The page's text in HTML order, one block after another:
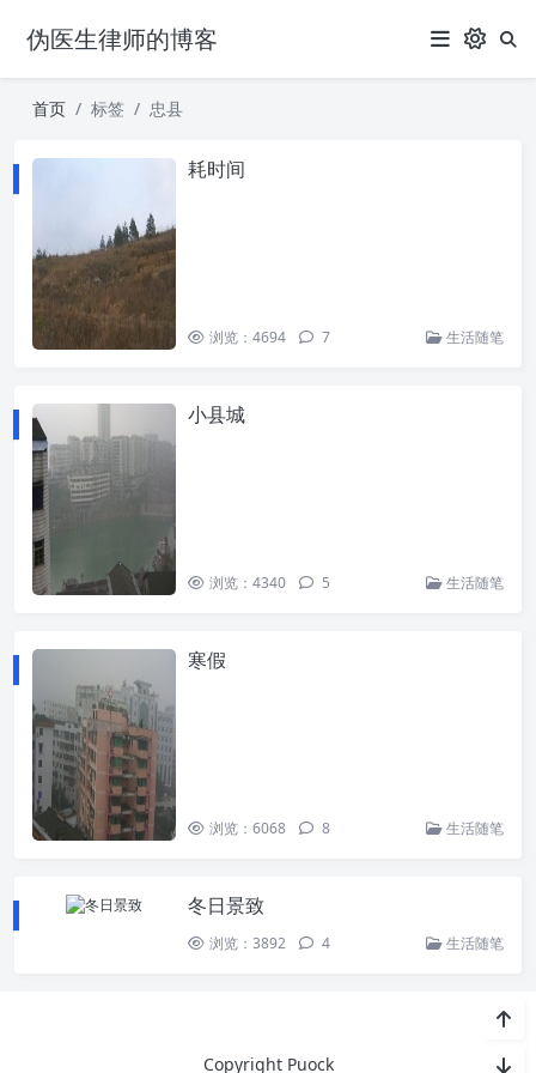
伪医生律师的博客
首页 标签 忠县
耗时间
浏览：4694 7 生活随笔
小县城
浏览：4340 5 生活随笔
寒假
浏览：6068 8 生活随笔
冬日景致
浏览：3892 4 生活随笔
Copyright Puock